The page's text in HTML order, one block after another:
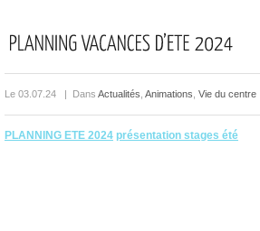
Le 03.07.24 | Dans Actualités Animations Vie du centre
PLANNING ETE 2024 présentation stages été